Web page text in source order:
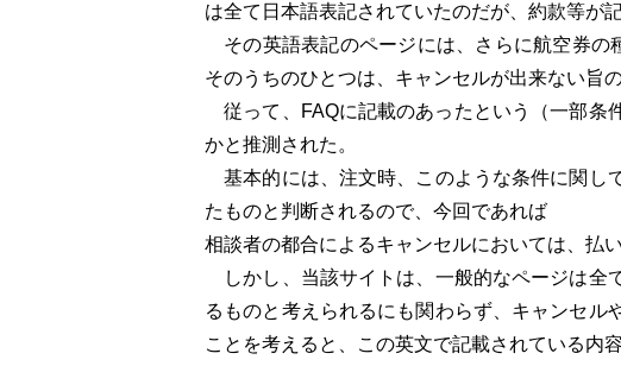
は全て日本語表記されていたのだが、約款等が
その英語表記のページには、さらに航空券の
そのうちのひとつは、キャンセルが出来ない旨
従って、FAQに記載のあったという（一部条
かと推測された。
基本的には、注文時、このような条件に関し
たものと判断されるので、今回であれば
相談者の都合によるキャンセルにおいては、払
しかし、当該サイトは、一般的なページは全
るものと考えられるにも関わらず、キャンセ
ことを考えると、この英文で記載されている内